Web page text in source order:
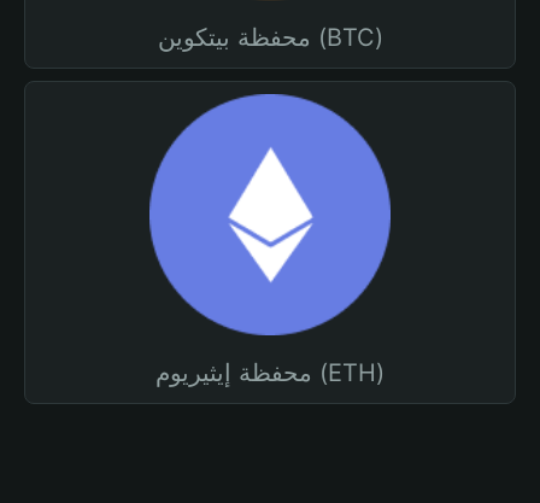
محفظة بيتكوين (BTC)
محفظة إيثيريوم (ETH)